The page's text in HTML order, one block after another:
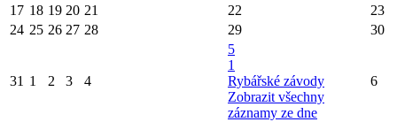
17 18 19 20 21 22
23
24 25 26 27 28 29 30
31 1 2 3 4
5
1
Rybářské závody
Zobrazit všechny
záznamy ze dne
6